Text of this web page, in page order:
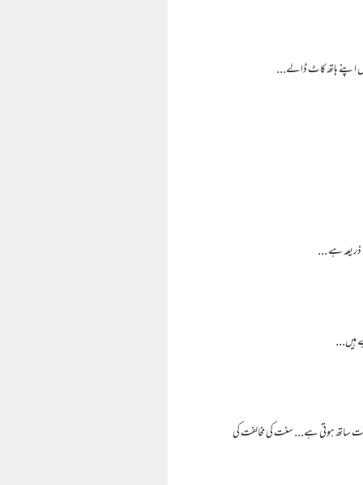
اپنے ہاتھ کاٹ ڈالے...
ذریعہ ہے ...
ہیں...
ساتھ ہوتی ہے... سنت کی مخالفت کی